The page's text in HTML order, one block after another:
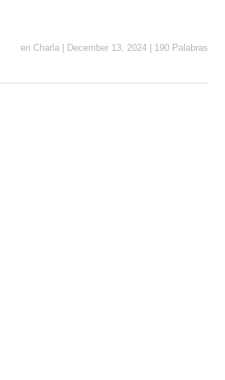
en Charla December 13, 2024 190 Palabras